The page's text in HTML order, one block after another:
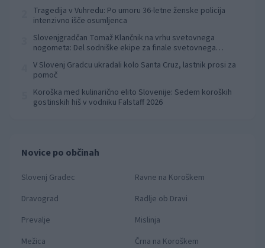
Tragedija v Vuhredu: Po umoru 36-letne ženske policija
intenzivno išče osumljenca
Slovenjgradčan Tomaž Klančnik na vrhu svetovnega
nogometa: Del sodniške ekipe za finale svetovnega
V Slovenj Gradcu ukradali kolo Santa Cruz, lastnik prosi za
pomoč
Koroška med kulinarično elito Slovenije: Sedem koroških
gostinskih hiš v vodniku Falstaff 2026
Novice po občinah
Slovenj Gradec
Ravne na Koroškem
Dravograd
Radlje ob Dravi
Prevalje
Mislinja
Mežica
Črna na Koroškem